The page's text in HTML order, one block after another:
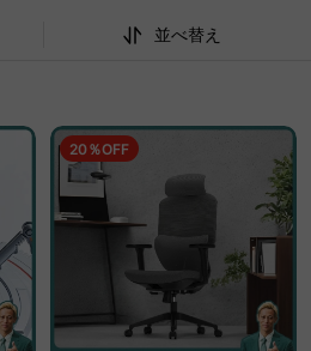
並べ替え
20％OFF